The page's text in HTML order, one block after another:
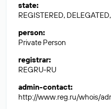
state:
REGISTERED,
person:
Private Person
registrar:
REGRU-RU
admin-contact:
http://www.reg.ru/whois/